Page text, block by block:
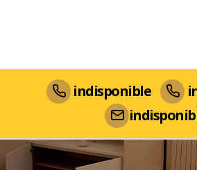
indisponible